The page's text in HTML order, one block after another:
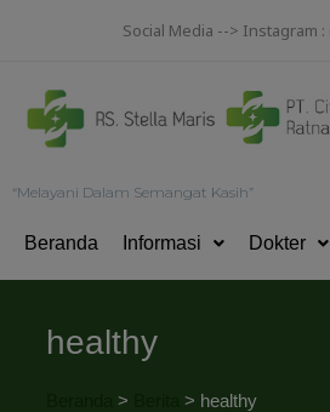
Social Media --> Instagram
“Melayani Dalam Semangat Kasih”
Beranda Informasi Dokter
healthy
> > healthy